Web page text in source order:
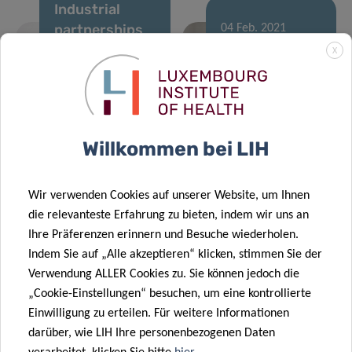
Industrial
partnerships
with Pharma
to strengthen
translational
research at
04 Feb. 2021
immunotherapy
approach to
treat cat
Physical
activity in
Luxembourg:
how active are
we?
Training the
next
generation of
translational
scientists
25 Jan. 2021
Can the “dark
18 Jan. 2021
Characterising
X
Willkommen bei LIH
Wir verwenden Cookies auf unserer Website, um Ihnen
die relevanteste Erfahrung zu bieten, indem wir uns an
Ihre Präferenzen erinnern und Besuche wiederholen.
Indem Sie auf „Alle akzeptieren“ klicken, stimmen Sie der
Verwendung ALLER Cookies zu. Sie können jedoch die
„Cookie-Einstellungen“ besuchen, um eine kontrollierte
Einwilligung zu erteilen. Für weitere Informationen
darüber, wie LIH Ihre personenbezogenen Daten